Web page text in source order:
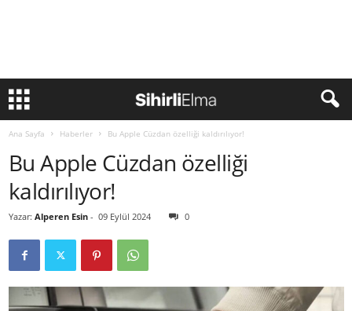
Ana Sayfa Haberler Bu Apple Cüzdan özelliği kaldırılıyor!
Bu Apple Cüzdan özelliği
kaldırılıyor!
Yazar: Alperen Esin - 09 Eylül 2024 0